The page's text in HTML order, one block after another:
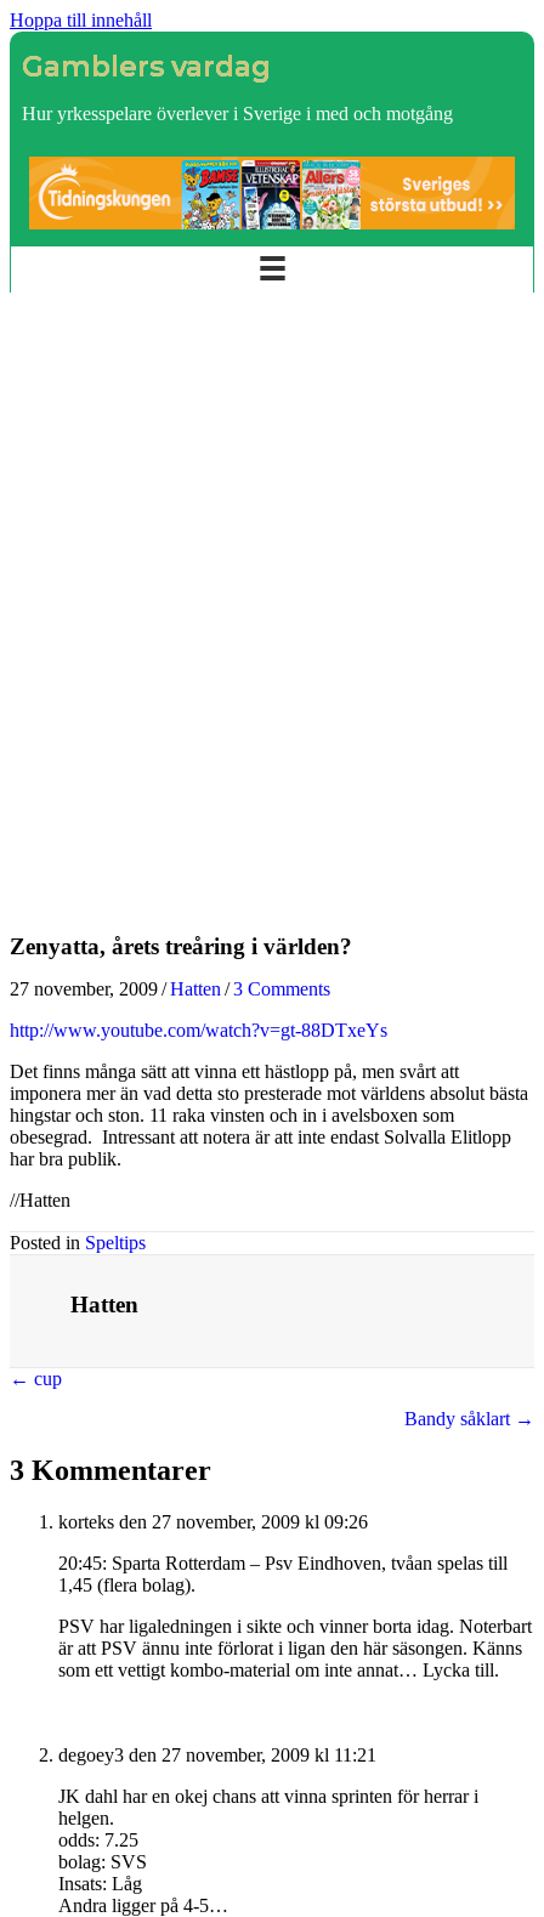
Hoppa till innehåll
Gamblers vardag
Hur yrkesspelare överlever i Sverige i med och motgång
Zenyatta, årets treåring i världen?
27 november, 2009/Hatten /3 Comments
http://www.youtube.com/watch?v=gt-88DTxeYs
Det finns många sätt att vinna ett hästlopp på, men svårt att
imponera mer än vad detta sto presterade mot världens absolut bästa
hingstar och ston. 11 raka vinsten och in i avelsboxen som
obesegrad. Intressant att notera är att inte endast Solvalla Elitlopp
har bra publik.
//Hatten
Posted in Speltips
Hatten
Posts
← cup
Bandy såklart →
3 Kommentarer
korteks den 27 november, 2009 kl 09:26
20:45: Sparta Rotterdam – Psv Eindhoven, tvåan spelas till
1,45 (flera bolag).
PSV har ligaledningen i sikte och vinner borta idag. Noterbart
är att PSV ännu inte förlorat i ligan den här säsongen. Känns
som ett vettigt kombo-material om inte annat… Lycka till.
degoey3 den 27 november, 2009 kl 11:21
JK dahl har en okej chans att vinna sprinten för herrar i
helgen.
odds: 7.25
bolag: SVS
Insats: Låg
Andra ligger på 4-5…